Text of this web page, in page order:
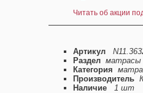
Читать об акции
Артикул
Раздел матрасы
Категория
Производитель
Наличие
1 шт